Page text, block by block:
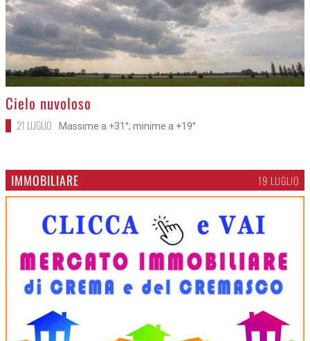
>
Cielo nuvoloso
21 LUGLIO Massime a +31°; minime a +19°
IMMOBILIARE 19 LUGLIO